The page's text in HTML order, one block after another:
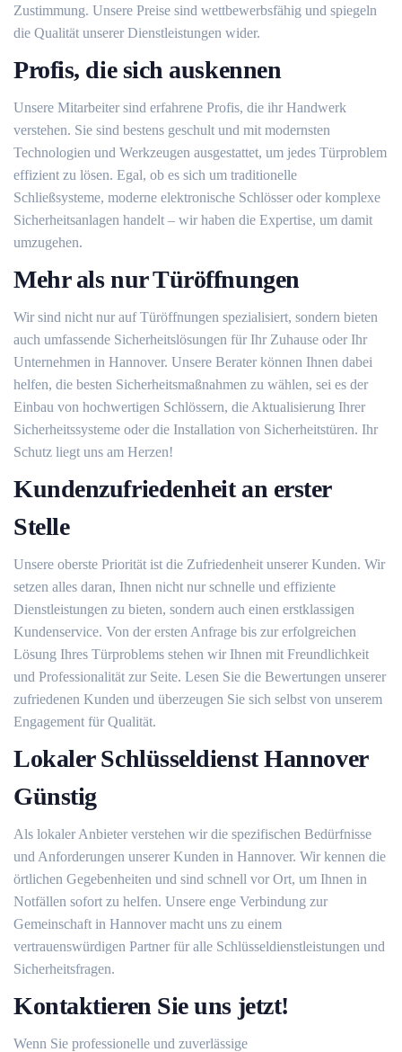
Zustimmung. Unsere Preise sind wettbewerbsfähig und spiegeln
die Qualität unserer Dienstleistungen wider.
Profis, die sich auskennen
Unsere Mitarbeiter sind erfahrene Profis, die ihr Handwerk
verstehen. Sie sind bestens geschult und mit modernsten
Technologien und Werkzeugen ausgestattet, um jedes Türproblem
effizient zu lösen. Egal, ob es sich um traditionelle
Schließsysteme, moderne elektronische Schlösser oder komplexe
Sicherheitsanlagen handelt – wir haben die Expertise, um damit
umzugehen.
Mehr als nur Türöffnungen
Wir sind nicht nur auf Türöffnungen spezialisiert, sondern bieten
auch umfassende Sicherheitslösungen für Ihr Zuhause oder Ihr
Unternehmen in Hannover. Unsere Berater können Ihnen dabei
helfen, die besten Sicherheitsmaßnahmen zu wählen, sei es der
Einbau von hochwertigen Schlössern, die Aktualisierung Ihrer
Sicherheitssysteme oder die Installation von Sicherheitstüren. Ihr
Schutz liegt uns am Herzen!
Kundenzufriedenheit an erster
Stelle
Unsere oberste Priorität ist die Zufriedenheit unserer Kunden. Wir
setzen alles daran, Ihnen nicht nur schnelle und effiziente
Dienstleistungen zu bieten, sondern auch einen erstklassigen
Kundenservice. Von der ersten Anfrage bis zur erfolgreichen
Lösung Ihres Türproblems stehen wir Ihnen mit Freundlichkeit
und Professionalität zur Seite. Lesen Sie die Bewertungen unserer
zufriedenen Kunden und überzeugen Sie sich selbst von unserem
Engagement für Qualität.
Lokaler Schlüsseldienst Hannover
Günstig
Als lokaler Anbieter verstehen wir die spezifischen Bedürfnisse
und Anforderungen unserer Kunden in Hannover. Wir kennen die
örtlichen Gegebenheiten und sind schnell vor Ort, um Ihnen in
Notfällen sofort zu helfen. Unsere enge Verbindung zur
Gemeinschaft in Hannover macht uns zu einem
vertrauenswürdigen Partner für alle Schlüsseldienstleistungen und
Sicherheitsfragen.
Kontaktieren Sie uns jetzt!
Wenn Sie professionelle und zuverlässige